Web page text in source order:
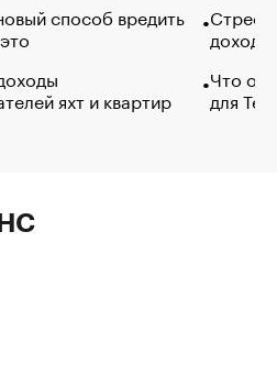
способ вредить
яхт и квартир
Что
для